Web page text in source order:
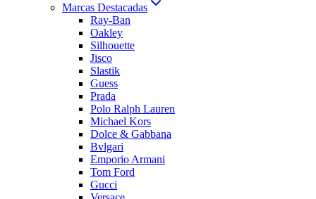
Marcas Destacadas
Ray-Ban
Oakley
Silhouette
Jisco
Slastik
Guess
Prada
Polo Ralph Lauren
Michael Kors
Dolce & Gabbana
Bvlgari
Emporio Armani
Tom Ford
Gucci